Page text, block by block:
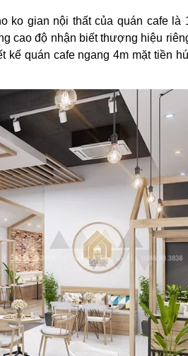
ko gian nội thất của quán cafe là
cao độ nhận biết thượng hiệu
kế quán cafe ngang 4m mặt tiền